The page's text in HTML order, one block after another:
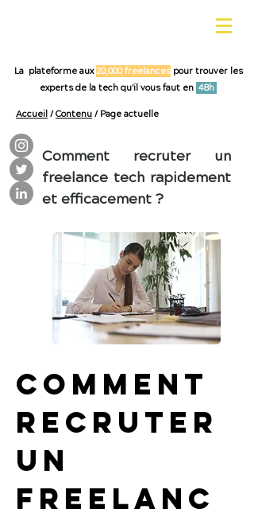
La plateforme aux20,000 freelancespour trouver les
experts de la tech qu'il vous faut en 48h
Accueil / Contenu / Page actuelle
Comment recruter un
freelance tech rapidement
et efficacement ?
Comment
recruter
un
freelanc